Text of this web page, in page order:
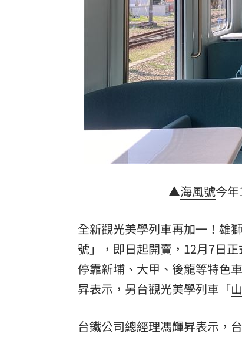
LIVE三立+24小時直播
三立iNEWS新聞台線上直播 18:00
理想混蛋號召粉絲跨海追星吃美食
▲海風號今年
全新觀光美學列車再加一！ 雄
號」，即日起開賣，12月7日
停靠新埔、大甲、後龍等特色
昇表示，另台觀光美學列車「
台鐵公司總經理馮輝昇表示，